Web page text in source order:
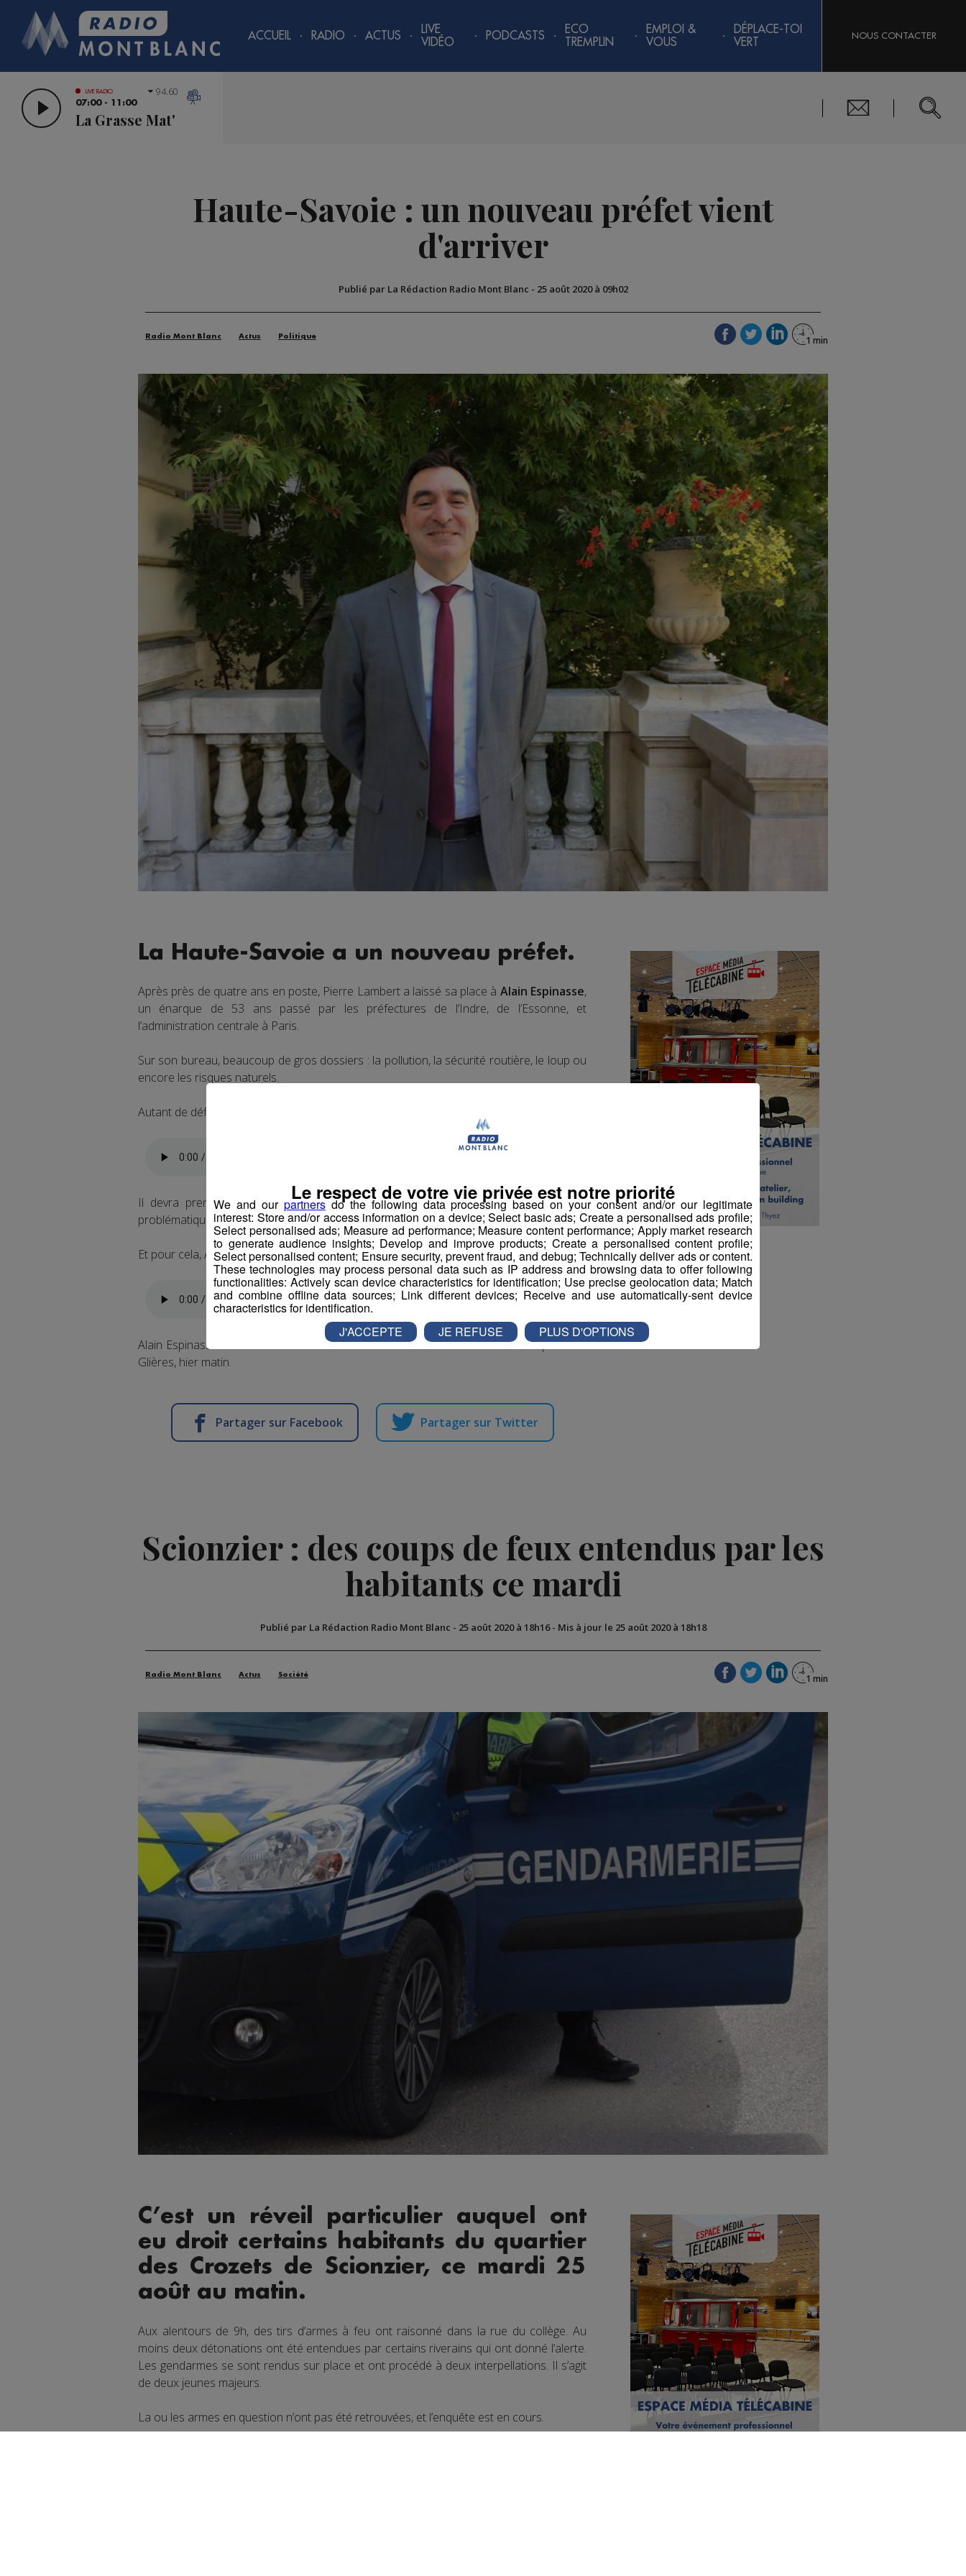
ACCUEIL RADIO ACTUS
LIVE
VIDÉO
PODCASTS
ECO
TREMPLIN
EMPLOI &
VOUS
DÉPLACE-TOI
VERT
NOUS CONTACTER
LIVE RADIO
07:00 - 11:00
La Grasse Mat'
94.60
Haute-Savoie : un nouveau préfet vient
d'arriver
Publié par La Rédaction Radio Mont Blanc - 25 août 2020 à 09h02
Radio Mont Blanc Actus Politique
La Haute-Savoie a un nouveau préfet.
Après près de quatre ans en poste, Pierre Lambert a laissé sa place à Alain Espinasse,
un énarque de 53 ans passé par les préfectures de l’Indre, de l’Essonne, et
l’administration centrale à Paris.
Sur son bureau, beaucoup de gros dossiers : la pollution, la sécurité routière, le loup ou
encore les risques naturels.
Autant de défi à relever pour
Il devra prendre connaissance des nombreux dossiers et se familiariser avec les
problématiques de la région.
Et pour cela, Alain Espinasse l’a martelé : il sera un homme de terrain.
Alain Espinasse a entamé sa fonction avec une cérémonie officielle à la nécropole des
Glières, hier matin.
Partager sur Facebook Partager sur Twitter
Scionzier : des coups de feux entendus par les
habitants ce mardi
Publié par La Rédaction Radio Mont Blanc - 25 août 2020 à 18h16- Mis à jour le 25 août 2020 à 18h18
Radio Mont Blanc Actus Société
C’est un réveil particulier auquel ont
eu droit certains habitants du quartier
des Crozets de Scionzier, ce mardi 25
août au matin.
Aux alentours de 9h, des tirs d’armes à feu ont raisonné dans la rue du collège. Au
moins deux détonations ont été entendues par certains riverains qui ont donné l’alerte.
Les gendarmes se sont rendus sur place et ont procédé à deux interpellations. Il s’agit
de deux jeunes majeurs.
La ou les armes en question n’ont pas été retrouvées, et l’enquête est en cours.
We and our partnersdo the following data processing based on your consent and/or our legitimate
interest: Store and/or access information on a device; Select basic ads; Create a personalised ads profile;
Select personalised ads; Measure ad performance; Measure content performance; Apply market research
to generate audience insights; Develop and improve products; Create a personalised content profile;
Select personalised content; Ensure security, prevent fraud, and debug; Technically deliver ads or content.
These technologies may process personal data such as IP address and browsing data to offer following
functionalities: Actively scan device characteristics for identification; Use precise geolocation data; Match
and combine offline data sources; Link different devices; Receive and use automatically-sent device
characteristics for identification.
Le respect de votre vie privée est notre priorité
J'ACCEPTE JE REFUSE PLUS D'OPTIONS